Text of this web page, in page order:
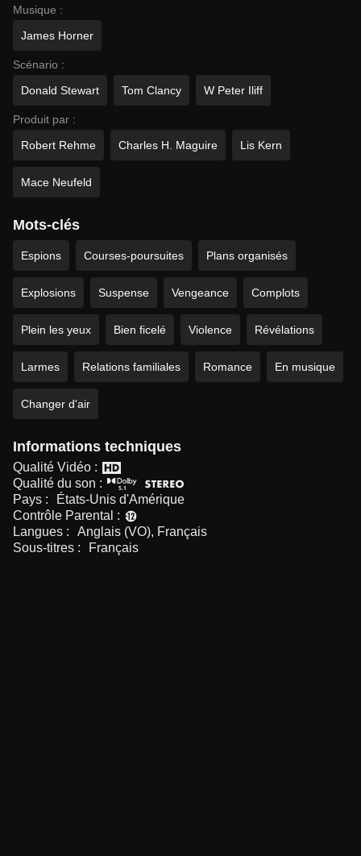
Musique :
James Horner
Scénario :
Donald Stewart
Tom Clancy W Peter Iliff
Produit par :
Robert Rehme
Charles H. Maguire Lis Kern
Mace Neufeld
Mots-clés
Espions Courses-poursuites Plans organisés
Explosions Suspense Vengeance Complots
Plein les yeux Bien ficelé Violence Révélations
Larmes Relations familiales Romance En musique
Changer d'air
Informations techniques
Qualité Vidéo :
Qualité du son :
Pays :
États-Unis d'Amérique
Contrôle Parental :
Langues :
Anglais (VO), Français
Sous-titres :
Français